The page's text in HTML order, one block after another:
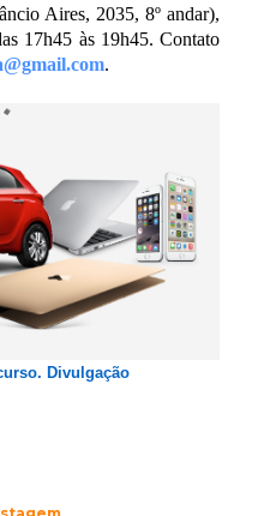
Aires, 2035, 8º andar),
17h45 às 19h45. Contato
.
Divulgação